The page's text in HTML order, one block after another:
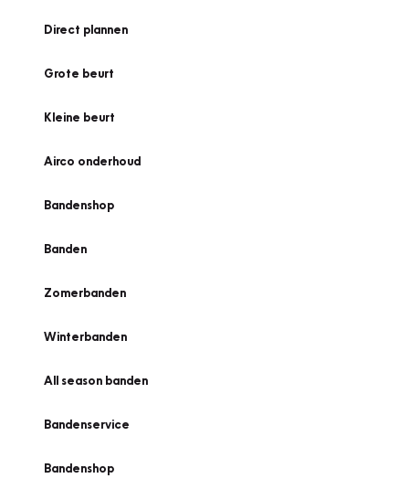
Direct plannen
Grote beurt
Kleine beurt
Airco onderhoud
Bandenshop
Banden
Zomerbanden
Winterbanden
All season banden
Bandenservice
Bandenshop